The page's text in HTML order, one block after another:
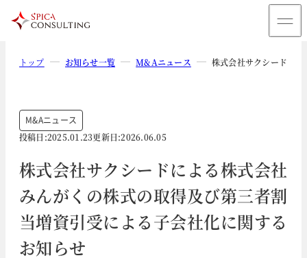
トップ お知らせ一覧 M&Aニュース 株式会社サクシードに
M&Aニュース
投稿日:2025.01.23更新日:2026.06.05
株式会社サクシードによる株式会社
みんがくの株式の取得及び第三者割
当増資引受による子会社化に関する
お知らせ